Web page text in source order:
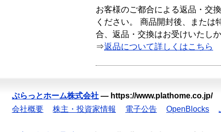
お客様のご都合による返品・交
ください。 商品開封後、または
合、返品・交換はお受けいたし
⇒返品について詳しくはこちら
ぷらっとホーム株式会社 — https://www.plathome.co.jp/
会社概要
株主・投資家情報 電子公告 OpenBlocks